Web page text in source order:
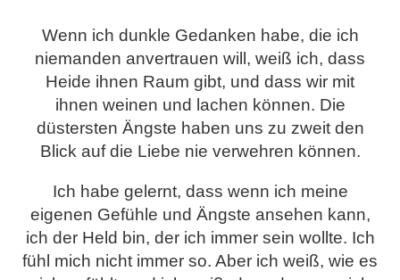
Wenn ich dunkle Gedanken habe, die ich
niemanden anvertrauen will, weiß ich, dass
Heide ihnen Raum gibt, und dass wir mit
ihnen weinen und lachen können. Die
düstersten Ängste haben uns zu zweit den
Blick auf die Liebe nie verwehren können.
Ich habe gelernt, dass wenn ich meine
eigenen Gefühle und Ängste ansehen kann,
ich der Held bin, der ich immer sein wollte. Ich
fühl mich nicht immer so. Aber ich weiß, wie es